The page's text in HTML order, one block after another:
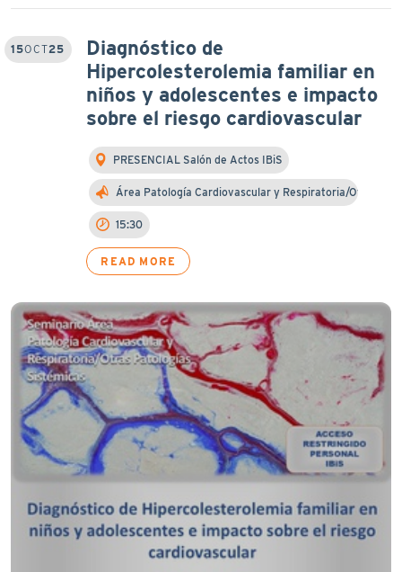
15OCT25
Diagnóstico de
Hipercolesterolemia familiar en
niños y adolescentes e impacto
sobre el riesgo cardiovascular
PRESENCIAL Salón de Actos IBiS
Área Patología Cardiovascular y Respiratoria/Otra…
15:30
READ MORE